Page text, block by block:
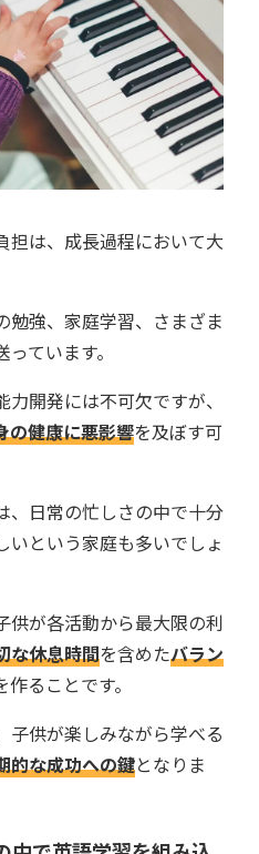
担は、成長過程において大
勉強、家庭学習、さまざま
ています。
開発には不可欠ですが、
の健康に悪影響を及ぼす可
、日常の忙しさの中で十分
いという家庭も多いでしょ
供が各活動から最大限の利
な休息時間を含めたバラン
作ることです。
子供が楽しみながら学べる
的な成功への鍵となりま